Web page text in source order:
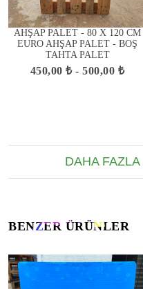
AHŞAP PALET - 80 X 120 CM
EURO AHŞAP PALET - BOŞ
TAHTA PALET
450,00 ₺ - 500,00 ₺
DAHA
BENZER ÜRÜNLER